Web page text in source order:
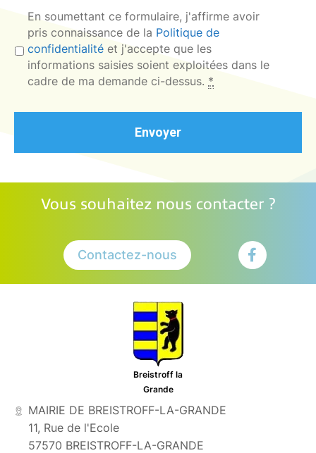
En soumettant ce formulaire, j'affirme avoir
pris connaissance de la Politique de
confidentialité et j'accepte que les
informations saisies soient exploitées dans le
cadre de ma demande ci-dessus. *
Vous souhaitez nous contacter ?
Contactez-nous
Breistroff la
Grande
MAIRIE DE BREISTROFF-LA-GRANDE
11, Rue de l'Ecole
57570 BREISTROFF-LA-GRANDE